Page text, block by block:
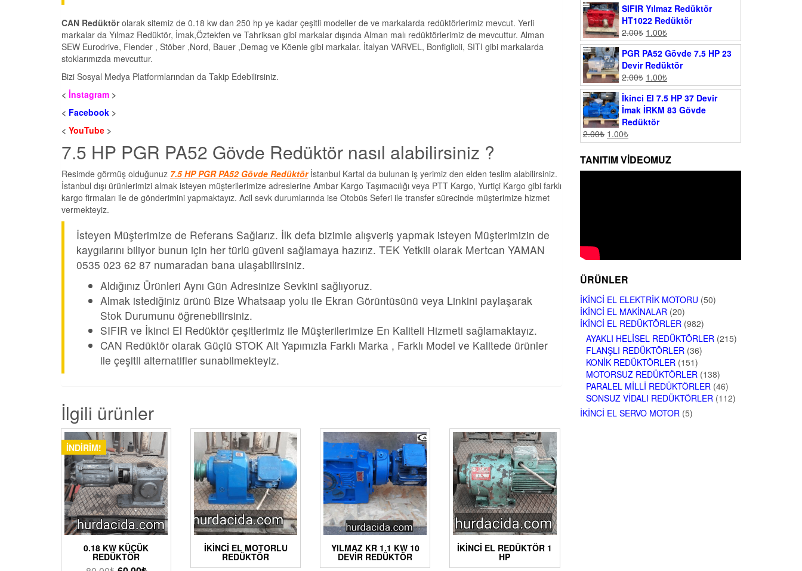
CAN Redüktörolarak sitemiz de 0.18 kw dan 250 hp ye kadar çeşitli modeller de ve markalarda redüktörlerimiz mevcut. Yerli
markalar da Yılmaz Redüktör, İmak,Öztekfen ve Tahriksan gibi markalar dışında Alman malı redüktörlerimiz de mevcuttur. Alman
SEW Eurodrive, Flender , Stöber ,Nord, Bauer ,Demag ve Köenle gibi markalar. İtalyan VARVEL, Bonfiglioli, SITI gibi markalarda
stoklarımızda mevcuttur.
Bizi Sosyal Medya Platformlarından da Takip Edebilirsiniz.
< İnstagram >
< Facebook >
< YouTube >
7.5 HP PGR PA52 Gövde Redüktör nasıl alabilirsiniz ?
Resimde görmüş olduğunuz 7.5 HP PGR PA52 Gövde Redüktörİstanbul Kartal da bulunan iş yerimiz den elden teslim alabilirsiniz.
İstanbul dışı ürünlerimizi almak isteyen müşterilerimize adreslerine Ambar Kargo Taşımacılığı veya PTT Kargo, Yurtiçi Kargo gibi farklı
kargo firmaları ile de gönderimini yapmaktayız. Acil sevk durumlarında ise Otobüs Seferi ile transfer sürecinde müşterimize hizmet
vermekteyiz.
İsteyen Müşterimize de Referans Sağlarız. İlk defa bizimle alışveriş yapmak isteyen Müşterimizin de
kaygılarını biliyor bunun için her türlü güveni sağlamaya hazırız. TEK Yetkili olarak Mertcan YAMAN
0535 023 62 87 numaradan bana ulaşabilirsiniz.
Aldığınız Ürünleri Aynı Gün Adresinize Sevkini sağlıyoruz.
Almak istediğiniz ürünü Bize Whatsaap yolu ile Ekran Görüntüsünü veya Linkini paylaşarak
Stok Durumunu öğrenebilirsiniz.
SIFIR ve İkinci El Redüktör çeşitlerimiz ile Müşterilerimize En Kaliteli Hizmeti sağlamaktayız.
CAN Redüktör olarak Güçlü STOK Alt Yapımızla Farklı Marka , Farklı Model ve Kalitede ürünler
ile çeşitli alternatifler sunabilmekteyiz.
İlgili ürünler
İNDIRIM!
0.18 KW KÜÇÜK
REDÜKTÖR
İKINCI EL MOTORLU
REDÜKTÖR
YILMAZ KR 1.1 KW 10
DEVIR REDÜKTÖR
İKINCI EL REDÜKTÖR 1
HP
SIFIR Yılmaz Redüktör
HT1022 Redüktör
2.00₺ 1.00₺
PGR PA52 Gövde 7.5 HP 23
Devir Redüktör
2.00₺ 1.00₺
İkinci El 7.5 HP 37 Devir
İmak İRKM 83 Gövde
Redüktör
2.00₺ 1.00₺
TANITIM VIDEOMUZ
ÜRÜNLER
İKINCI EL ELEKTRIK MOTORU (50)
İKINCI EL MAKINALAR (20)
İKINCI EL REDÜKTÖRLER (982)
AYAKLI HELISEL REDÜKTÖRLER (215)
FLANŞLI REDÜKTÖRLER (36)
KONIK REDÜKTÖRLER (151)
MOTORSUZ REDÜKTÖRLER (138)
PARALEL MILLI REDÜKTÖRLER (46)
SONSUZ VIDALI REDÜKTÖRLER (112)
İKINCI EL SERVO MOTOR (5)